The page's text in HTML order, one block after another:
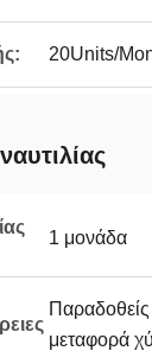
20Units/
1 μονάδα
μεταφορά